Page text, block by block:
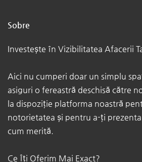
Sobre
Investește în Vizibilitatea Afacerii
Aici nu cumperi doar un simplu
asiguri o fereastră deschisă către
la dispoziție platforma noastră
notorietatea și pentru a-ți prezenta
cum merită.
Ce Îți Oferim Mai Exact? ​